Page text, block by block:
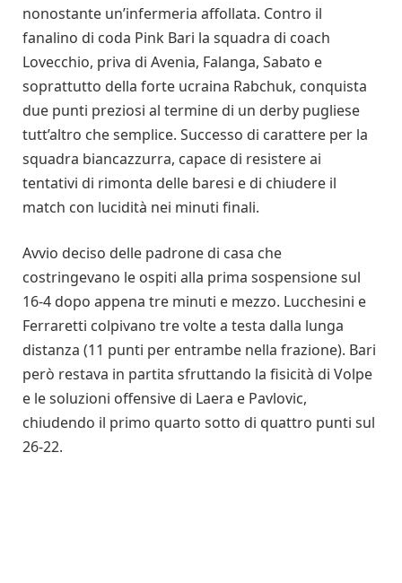
nonostante un’infermeria affollata. Contro il
fanalino di coda Pink Bari la squadra di coach
Lovecchio, priva di Avenia, Falanga, Sabato e
soprattutto della forte ucraina Rabchuk, conquista
due punti preziosi al termine di un derby pugliese
tutt’altro che semplice. Successo di carattere per la
squadra biancazzurra, capace di resistere ai
tentativi di rimonta delle baresi e di chiudere il
match con lucidità nei minuti finali.
Avvio deciso delle padrone di casa che
costringevano le ospiti alla prima sospensione sul
16-4 dopo appena tre minuti e mezzo. Lucchesini e
Ferraretti colpivano tre volte a testa dalla lunga
distanza (11 punti per entrambe nella frazione). Bari
però restava in partita sfruttando la fisicità di Volpe
e le soluzioni offensive di Laera e Pavlovic,
chiudendo il primo quarto sotto di quattro punti sul
26-22.